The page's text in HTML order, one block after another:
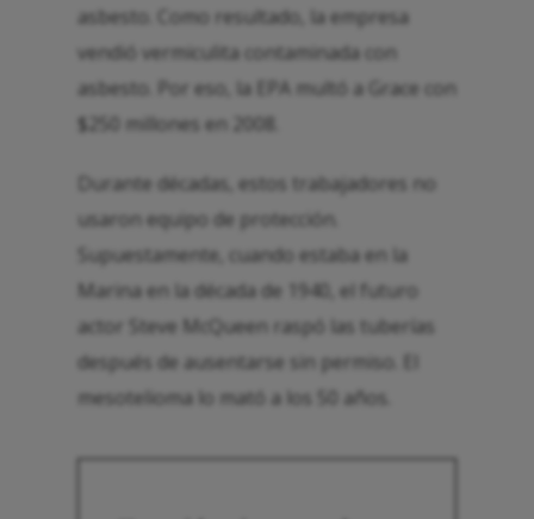
asbesto. Como resultado, la empresa
vendió vermiculita contaminada con
asbesto. Por eso, la EPA multó a Grace con
$250 millones en 2008.
Durante décadas, estos trabajadores no
usaron equipo de protección.
Supuestamente, cuando estaba en la
Marina en la década de 1940, el futuro
actor Steve McQueen raspó las tuberías
después de ausentarse sin permiso. El
mesotelioma lo mató a los 50 años.